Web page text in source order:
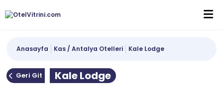
Anasayfa Kas / Antalya Otelleri Kale Lodge
Geri Git
Kale Lodge